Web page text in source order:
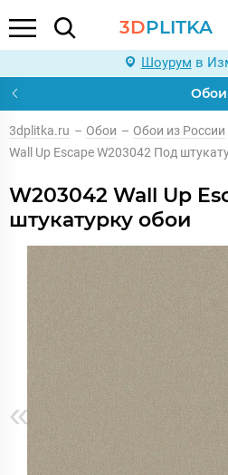
3DPLITKA
Шоурум в
Обои
3dplitka.ru – Обои – Обои из России
Wall Up Escape W203042 Под
W203042 Wall Up
штукатурку обои
«